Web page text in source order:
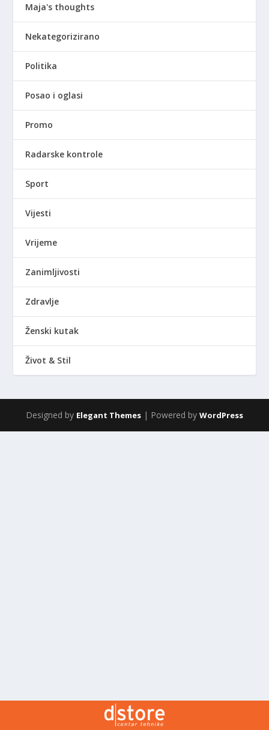
Maja's thoughts
Nekategorizirano
Politika
Posao i oglasi
Promo
Radarske kontrole
Sport
Vijesti
Vrijeme
Zanimljivosti
Zdravlje
Ženski kutak
Život & Stil
Designed by Elegant Themes | Powered by WordPress